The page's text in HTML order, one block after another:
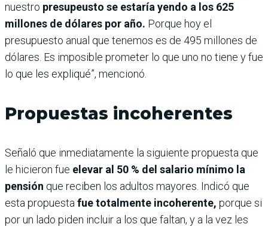
nuestro presupeusto se estaría yendo a los 625
millones de dólares por año. Porque hoy el
presupuesto anual que tenemos es de 495 millones de
dólares. Es imposible prometer lo que uno no tiene y fue
lo que les expliqué”, mencionó.
Propuestas incoherentes
Señaló que inmediatamente la siguiente propuesta que
le hicieron fue elevar al 50 % del salario mínimo la
pensión que reciben los adultos mayores. Indicó que
esta propuestafue totalmente incoherente, porque si
por un lado piden incluir a los que faltan, y a la vez les